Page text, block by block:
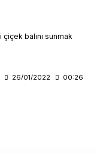
çiçek balını sunmak
26/01/2022 00:26